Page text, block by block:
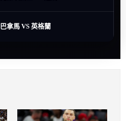
巴拿馬 VS 英格蘭